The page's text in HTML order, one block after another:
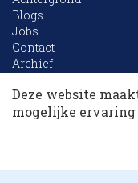
Blogs
Jobs
Contact
Archief
Deze website
mogelijke ervaring
Korting op